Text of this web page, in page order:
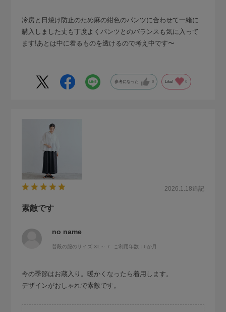
冷房と日焼け防止のため麻の紺色のパンツに合わせて一緒に
購入しました丈も丁度よくパンツとのバランスも気に入って
ます!あとは中に着るものを透けるので考え中です〜
参考になった 0 Like! 0
2026.1.18追記
素敵です
no name
普段の服のサイズ:XL～ ご利用年数：6か月
今の季節はお蔵入り。暖かくなったら着用します。
デザインがおしゃれで素敵です。